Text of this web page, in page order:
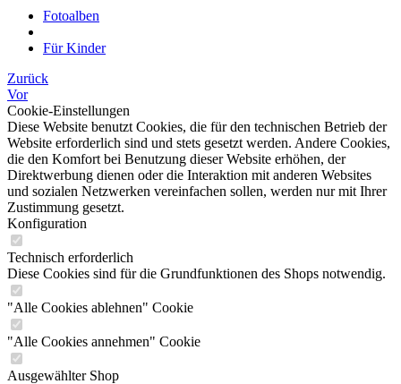
Fotoalben
Für Kinder
Zurück
Vor
Cookie-Einstellungen
Diese Website benutzt Cookies, die für den technischen Betrieb der
Website erforderlich sind und stets gesetzt werden. Andere Cookies,
die den Komfort bei Benutzung dieser Website erhöhen, der
Direktwerbung dienen oder die Interaktion mit anderen Websites
und sozialen Netzwerken vereinfachen sollen, werden nur mit Ihrer
Zustimmung gesetzt.
Konfiguration
Technisch erforderlich
Diese Cookies sind für die Grundfunktionen des Shops notwendig.
"Alle Cookies ablehnen" Cookie
"Alle Cookies annehmen" Cookie
Ausgewählter Shop